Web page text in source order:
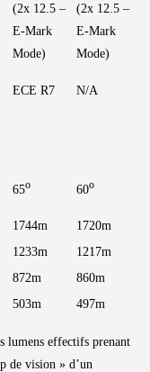
(2x 12.5 –
E-Mark
Mode)
(2x 12.5 –
E-Mark
Mode)
ECE R7 N/A
65o 60o
1744m
1720m
1233m
1217m
872m
860m
503m 497m
lumens effectifs prenant
de vision » d’un